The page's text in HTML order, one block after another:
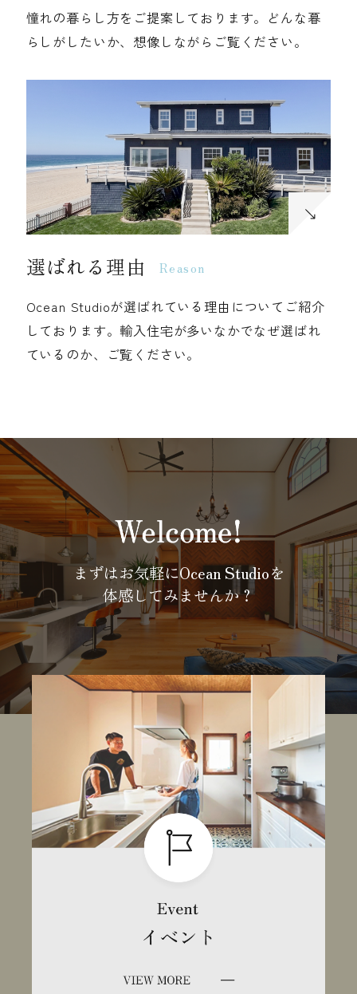
憧れの暮らし方をご提案しております。どんな暮
らしがしたいか、想像しながらご覧ください。
Reason
選ばれる理由
Ocean Studioが選ばれている理由についてご紹介
しております。輸入住宅が多いなかでなぜ選ばれ
ているのか、ご覧ください。
まずはお気軽にOcean Studioを
体感してみませんか？